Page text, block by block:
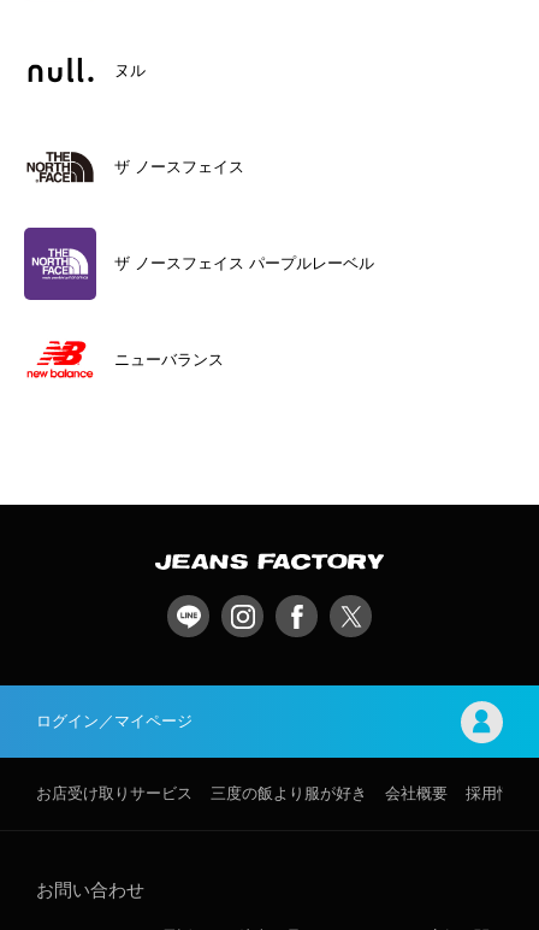
ヌル
ザ ノースフェイス
ザ ノースフェイス パープルレーベル
ニューバランス
ログイン／マイページ
お店受け取りサービス 三度の飯より服が好き 会社概要 採用情報
お問い合わせ